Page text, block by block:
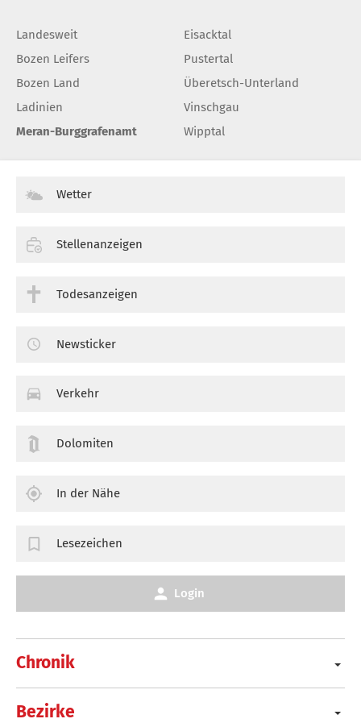
Landesweit
Bozen Leifers
Bozen Land
Ladinien
Meran-Burggrafenamt
Eisacktal
Pustertal
Überetsch-Unterland
Vinschgau
Wipptal
Chronik
Bezirke
Wetter
Stellenanzeigen
Todesanzeigen
Newsticker
Verkehr
Dolomiten
In der Nähe
Lesezeichen
Login